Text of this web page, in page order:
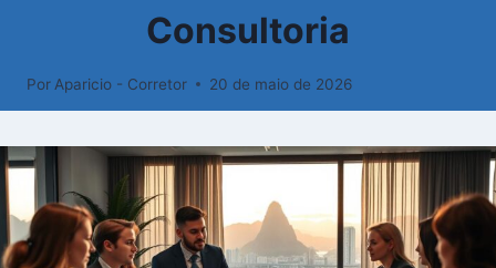
Consultoria
Por Aparicio - Corretor 20 de maio de 2026